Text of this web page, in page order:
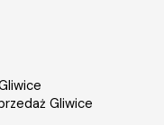
Gliwice